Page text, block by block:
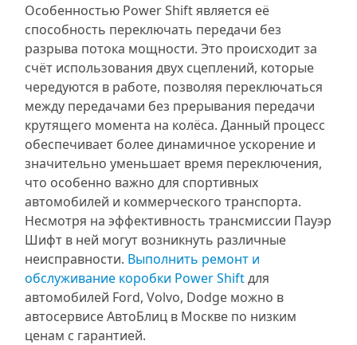
Особенностью Power Shift является её
способность переключать передачи без
разрыва потока мощности. Это происходит за
счёт использования двух сцеплений, которые
чередуются в работе, позволяя переключаться
между передачами без прерывания передачи
крутящего момента на колёса. Данный процесс
обеспечивает более динамичное ускорение и
значительно уменьшает время переключения,
что особенно важно для спортивных
автомобилей и коммерческого транспорта.
Несмотря на эффективность трансмиссии Пауэр
Шифт в ней могут возникнуть различные
неисправности. Выполнить ремонт и
обслуживание коробки Power Shiftдля
автомобилей Ford, Volvo, Dodge можно в
автосервисе АвтоБлиц в Москве по низким
ценам с гарантией.